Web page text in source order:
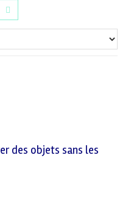
des objets sans les